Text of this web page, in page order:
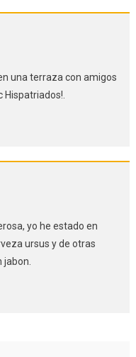
una terraza con amigos
Hispatriados!.
yo he estado en
ursus y de otras